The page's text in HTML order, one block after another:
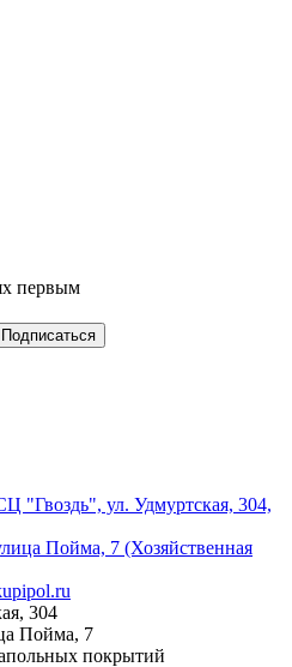
первым
"Гвоздь", ул. Удмуртская, 304,
Пойма, 7 (Хозяйственная
304
Пойма, 7
покрытий